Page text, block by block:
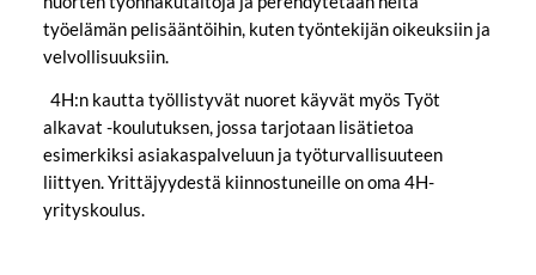
työelämän pelisääntöihin, kuten työntekijän oikeuksiin ja
velvollisuuksiin.
4H:n kautta työllistyvät nuoret käyvät myös Työt
alkavat -koulutuksen, jossa tarjotaan lisätietoa
esimerkiksi asiakaspalveluun ja työturvallisuuteen
liittyen. Yrittäjyydestä kiinnostuneille on oma 4H-
yrityskoulus.